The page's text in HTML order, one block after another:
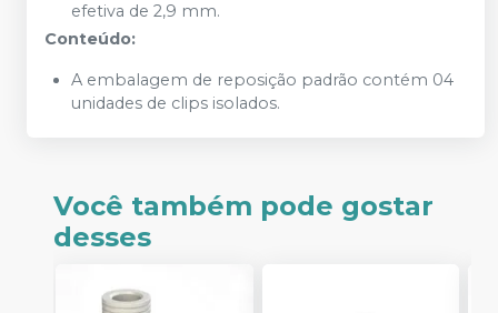
efetiva de 2,9 mm.
Conteúdo:
A embalagem de reposição padrão contém 04
unidades de clips isolados.
Você também pode gostar
desses